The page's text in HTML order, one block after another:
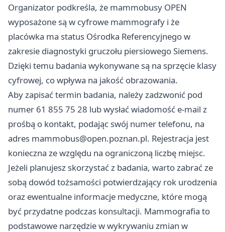
Organizator podkreśla, że mammobusy OPEN
wyposażone są w cyfrowe mammografy i że
placówka ma status Ośrodka Referencyjnego w
zakresie diagnostyki gruczołu piersiowego Siemens.
Dzięki temu badania wykonywane są na sprzęcie klasy
cyfrowej, co wpływa na jakość obrazowania.
Aby zapisać termin badania, należy zadzwonić pod
numer 61 855 75 28 lub wysłać wiadomość e-mail z
prośbą o kontakt, podając swój numer telefonu, na
adres mammobus@open.poznan.pl. Rejestracja jest
konieczna ze względu na ograniczoną liczbę miejsc.
Jeżeli planujesz skorzystać z badania, warto zabrać ze
sobą dowód tożsamości potwierdzający rok urodzenia
oraz ewentualne informacje medyczne, które mogą
być przydatne podczas konsultacji. Mammografia to
podstawowe narzędzie w wykrywaniu zmian w